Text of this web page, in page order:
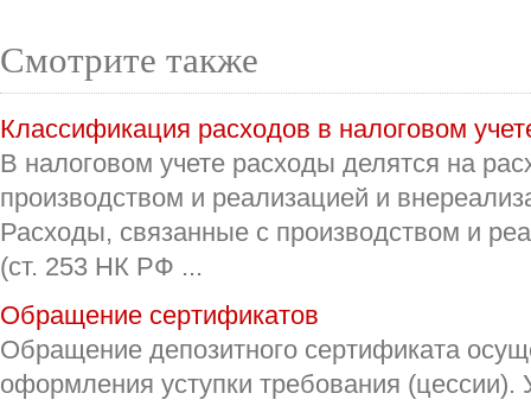
Смотрите также
Классификация расходов в налоговом
В налоговом учете расходы делятся на
производством и реализацией и
Расходы, связанные с производством и
(ст. 253 НК РФ ...
Обращение сертификатов
Обращение депозитного сертификата
оформления уступки требования (цессии).